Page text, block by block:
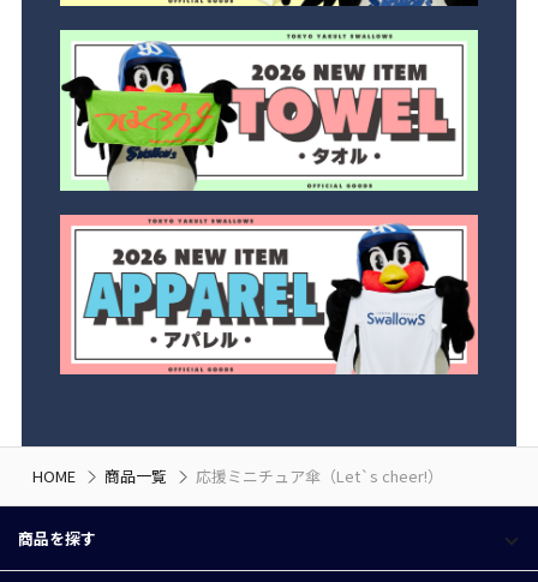
HOME 商品一覧 応援ミニチュア傘（Let`s cheer!）
商品を探す